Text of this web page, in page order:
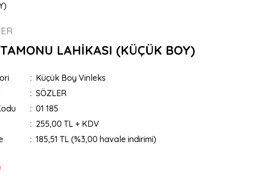
LAHİKASI (KÜÇÜK BOY)
Küçük Boy Vinleks
SÖZLER
01 185
255,00 TL + KDV
185,51 TL (%3,00 havale indirimi)